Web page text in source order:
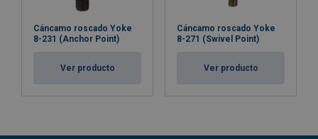
Cáncamo roscado Yoke
8-231 (Anchor Point)
Ver producto
Cáncamo roscado Yoke
8-271 (Swivel Point)
Ver producto